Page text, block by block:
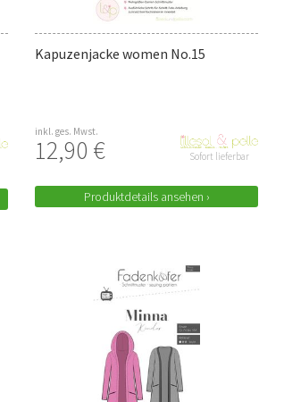
Kapuzenjacke women No.15
inkl. ges. Mwst.
12,90 € Sofort lieferbar
Produktdetails ansehen ›